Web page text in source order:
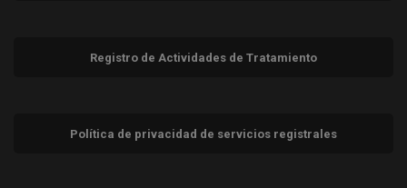
Registro de Actividades de Tratamiento
Política de privacidad de servicios registrales